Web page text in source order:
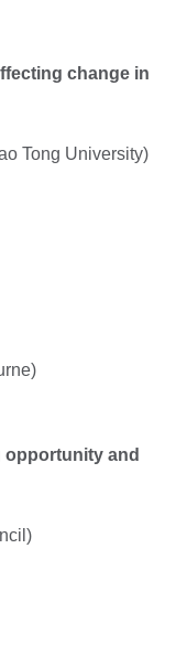
change in
Tong University)
opportunity and